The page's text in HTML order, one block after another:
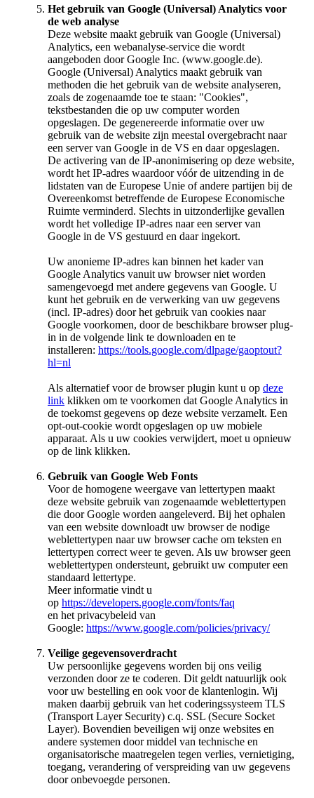
Het gebruik van Google (Universal) Analytics voor
de web analyse
Deze website maakt gebruik van Google (Universal)
Analytics, een webanalyse-service die wordt
aangeboden door Google Inc. (www.google.de).
Google (Universal) Analytics maakt gebruik van
methoden die het gebruik van de website analyseren,
zoals de zogenaamde toe te staan: "Cookies",
tekstbestanden die op uw computer worden
opgeslagen. De gegenereerde informatie over uw
gebruik van de website zijn meestal overgebracht naar
een server van Google in de VS en daar opgeslagen.
De activering van de IP-anonimisering op deze website,
wordt het IP-adres waardoor vóór de uitzending in de
lidstaten van de Europese Unie of andere partijen bij de
Overeenkomst betreffende de Europese Economische
Ruimte verminderd. Slechts in uitzonderlijke gevallen
wordt het volledige IP-adres naar een server van
Google in de VS gestuurd en daar ingekort.
Uw anonieme IP-adres kan binnen het kader van
Google Analytics vanuit uw browser niet worden
samengevoegd met andere gegevens van Google. U
kunt het gebruik en de verwerking van uw gegevens
(incl. IP-adres) door het gebruik van cookies naar
Google voorkomen, door de beschikbare browser plug-
in in de volgende link te downloaden en te
installeren: https://tools.google.com/dlpage/gaoptout?
hl=nl
Als alternatief voor de browser plugin kunt u op deze
link klikken om te voorkomen dat Google Analytics in
de toekomst gegevens op deze website verzamelt. Een
opt-out-cookie wordt opgeslagen op uw mobiele
apparaat. Als u uw cookies verwijdert, moet u opnieuw
op de link klikken.
Gebruik van Google Web Fonts
Voor de homogene weergave van lettertypen maakt
deze website gebruik van zogenaamde weblettertypen
die door Google worden aangeleverd. Bij het ophalen
van een website downloadt uw browser de nodige
weblettertypen naar uw browser cache om teksten en
lettertypen correct weer te geven. Als uw browser geen
weblettertypen ondersteunt, gebruikt uw computer een
standaard lettertype.
Meer informatie vindt u
op https://developers.google.com/fonts/faq
en het privacybeleid van
Google: https://www.google.com/policies/privacy/
Veilige gegevensoverdracht
Uw persoonlijke gegevens worden bij ons veilig
verzonden door ze te coderen. Dit geldt natuurlijk ook
voor uw bestelling en ook voor de klantenlogin. Wij
maken daarbij gebruik van het coderingssysteem TLS
(Transport Layer Security) c.q. SSL (Secure Socket
Layer). Bovendien beveiligen wij onze websites en
andere systemen door middel van technische en
organisatorische maatregelen tegen verlies, vernietiging,
toegang, verandering of verspreiding van uw gegevens
door onbevoegde personen.